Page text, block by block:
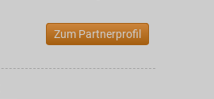
Zum Partnerprofil